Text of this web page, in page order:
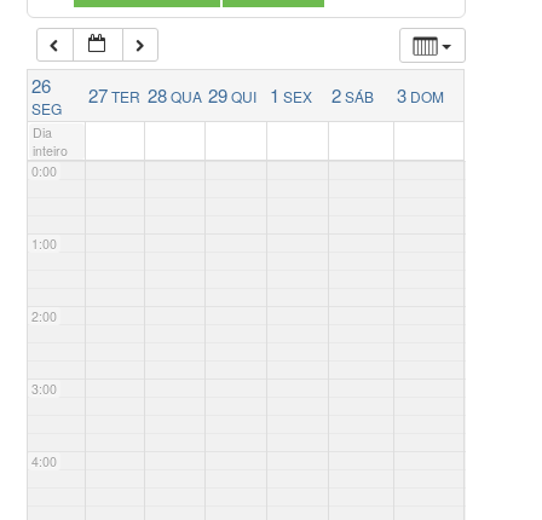
26
SEG
27TER 28QUA 29QUI 1 SEX 2SÁB 3 DOM
Dia
inteiro
0:00
1:00
2:00
3:00
4:00